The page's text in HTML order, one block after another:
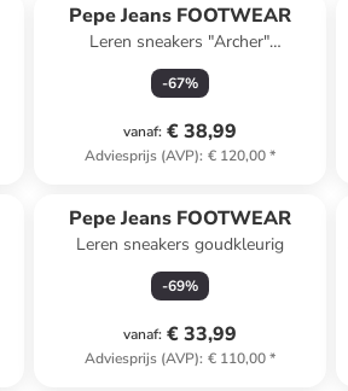
Pepe Jeans FOOTWEAR
Leren sneakers "Archer"
crème/goudkleurig
-67%
vanaf: € 38,99
Adviesprijs (AVP): € 120,00*
Pepe Jeans FOOTWEAR
Leren sneakers goudkleurig
-69%
vanaf: € 33,99
Adviesprijs (AVP): € 110,00*